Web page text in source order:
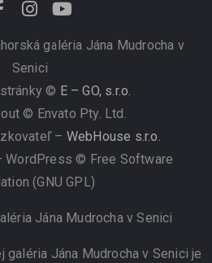
galéria Jána Mudrocha v
Senici
© E – GO, s.r.o.
© Envato Pty. Ltd.
– WebHouse s.r.o.
WordPress © Free Software
(GNU GPL)
Jána Mudrocha v Senici
Jána Mudrocha v Senici je